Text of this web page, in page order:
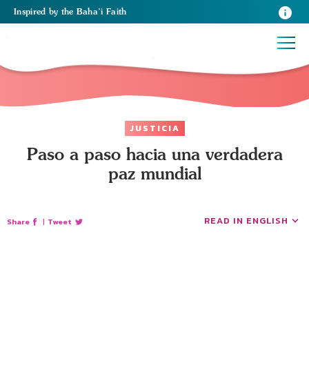
Inspired by the Baha’i Faith
JUSTICIA
Paso a paso hacia una verdadera
paz mundial
Share | Tweet READ IN ENGLISH